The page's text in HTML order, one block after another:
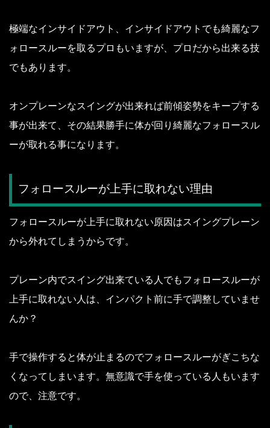
極端なインサイドアウト、インサイドアウトでも綺麗なフ
ォロースルーを取るプロもいますが、プロだから出来る技
でもあります。
オンプレーンなスイングが出来れば前傾姿勢をキープする
事が出来て、その結果勝手に体が回り綺麗なフォロースル
ーが取れる事になります。
フォロースルーが上手に取れない理由
フォロースルーが上手に取れない原因はスイングプレーン
から外れてしまうからです。
プレーン内でスイング出来ている人でもフォロースルーが
上手に取れない人は、インパクト前に手で調整していませ
んか？
手で操作すると体が止まるのでフォロースルーがぎこちな
くなってしまいます。 無意識で手を使っている人もいます
ので、注意です。